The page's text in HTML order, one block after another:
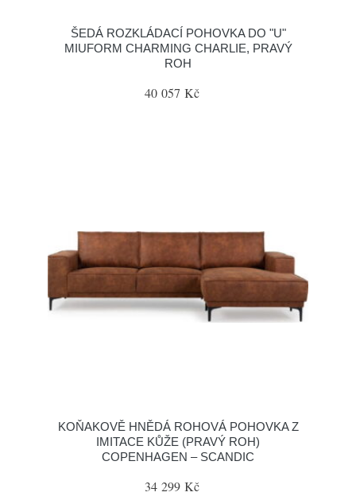
ŠEDÁ ROZKLÁDACÍ POHOVKA DO "U"
MIUFORM CHARMING CHARLIE, PRAVÝ
ROH
40 057 Kč
KOŇAKOVĚ HNĚDÁ ROHOVÁ POHOVKA Z
IMITACE KŮŽE (PRAVÝ ROH)
COPENHAGEN – SCANDIC
34 299 Kč